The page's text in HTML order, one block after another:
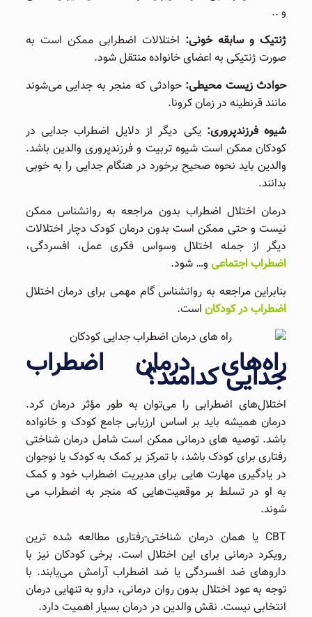
و ..
ژنتیک و سابقه خونی: اختلالات اضطرابی ممکن است به
صورت ژنتیکی به اعضای خانواده منتقل شود.
حوادث زیست محیطی: حوادثی که منجر به جدایی می‌شوند
مانند قرنطینه در زمان کرونا.
شیوه فرزندپروری: یکی دیگر از دلایل اضطراب جدایی در
کودکان ممکن است شیوه تربیت و فرزند‌پروری والدین باشد.
والدین باید نحوه صحیح برخورد در هنگام جدایی را به خوبی
بدانند.
درمان اختلال اضطراب بدون مراجعه به روانشناس ممکن
نیست و حتی ممکن است بدون درمان کودک دچار اختلالات
دیگر از جمله اختلال وسواس فکری عمل، افسردگی،
اضطراب اجتماعیو… شود.
بنابراین مراجعه به روانشناس گام مهمی برای درمان اختلال
اضطراب در کودکاناست.
راه‌های درمان اضطراب
جدایی کدامند؟
اختلال‌های اضطرابی را می‌توان به طور مؤثر درمان کرد.
درمان همیشه باید بر اساس ارزیابی جامع کودک و خانواده
باشد. توصیه‌ های درمانی ممکن است شامل درمان شناختی
رفتاری برای کودک باشد، با تمرکز بر کمک به کودک یا نوجوان
در یادگیری مهارت‌ هایی برای مدیریت اضطراب خود و کمک
به او در تسلط بر موقعیت‌هایی که منجر به اضطراب می‌
شوند.
CBT یا همان درمان شناختی-رفتاری مطالعه شده‌ ترین
رویکرد درمانی برای این اختلال است. برخی کودکان نیز با
داروهای ضد افسردگی یا ضد اضطراب آرامش می‌یابند. با
توجه به عود اختلال بدون روان درمانی، دارو به تنهایی درمان
انتخابی نیست. نقش والدین در درمان بسیار اهمیت دارد.